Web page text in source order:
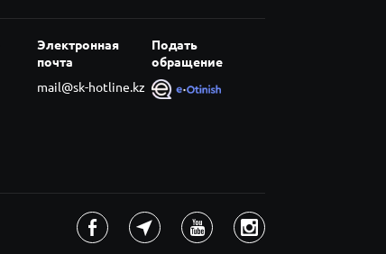
Электронная
почта
mail@sk-hotline.kz
Подать
обращение